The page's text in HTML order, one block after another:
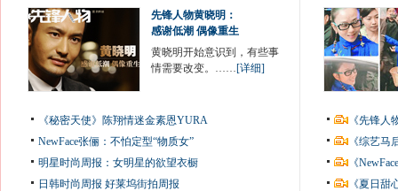
先锋人物黄晓明：
感谢低潮 偶像重生
黄晓明开始意识到，有些事
情需要改变。……[详细]
《秘密天使》陈翔情迷金素恩YURA
NewFace张俪：不怕定型“物质女”
明星时尚周报：女明星的欲望衣橱
日韩时尚周报 好莱坞街拍周报
《先锋
《综艺
《
《夏日